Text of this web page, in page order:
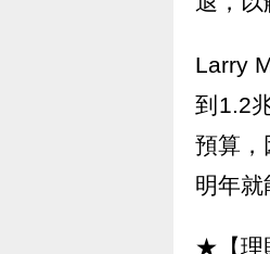
Larry
到1.2
預算，
明年就
★【理